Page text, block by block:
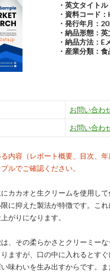
・英文タイト
・資料コード
・発行年月：
・納品形態：
・納品方法：E
・産業分類：
お問い合わ
お問い合わ
内容（レポート概要、目次、
ルでご確認ください。
カカオと生クリームを使用し
に抑えた製法が特徴です。こ
がりになります。
、その柔らかさとクリーミー
ますが、口の中に入れるとす
味わいを生み出すからです。